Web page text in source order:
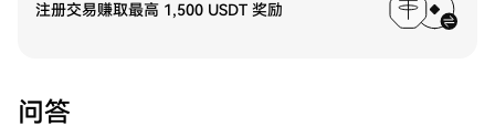
注册交易赚取最高 1,500 USDT 奖励
问答